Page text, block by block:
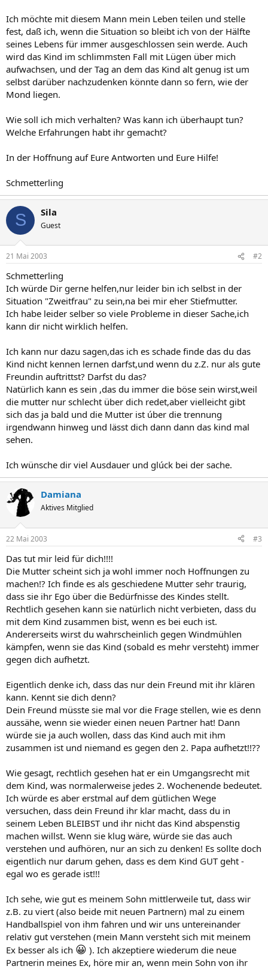
Ich möchte mit diesem Mann mein Leben teilen und stelle
fest, daß ich, wenn die Situation so bleibt ich von der Hälfte
seines Lebens für immer ausgeschlossen sein werde. Auch
wird das Kind im schlimmsten Fall mit Lügen über mich
aufwachsen, und der Tag an dem das Kind alt genug ist um
selbst darüber nachzudenken könnte dann so fern, wie der
Mond liegen.
Wie soll ich mich verhalten? Was kann ich überhaupt tun?
Welche Erfahrungen habt ihr gemacht?
In der Hoffnung auf Eure Antworten und Eure Hilfe!
Schmetterling
S Sila
Guest
21 Mai 2003 #2
Schmetterling
Ich würde Dir gerne helfen,nur leider bin ich selbst in der
Situation "Zweitfrau" zu sein,na bei mir eher Stiefmutter.
Ich habe leider selber so viele Probleme in dieser Sache,ich
kann dir nicht wirklich helfen.
Ich kann nur dazu sagen,das ich es schade finde das du das
Kind nicht kennen lernen darfst,und wenn du z.Z. nur als gute
Freundin auftrittst? Darfst du das?
Natürlich kann es sein ,das du immer die böse sein wirst,weil
die mutter nur schlecht über dich redet,aber vielleicht gibt
sich das ja bald und die Mutter ist úber die trennung
irgendwann hinweg und lässt dich dann dann das kind mal
sehen.
Ich wünsche dir viel Ausdauer und glúck bei der sache.
Damiana
Aktives Mitglied
22 Mai 2003 #3
Das tut mir leid für dich!!!!
Die Mutter scheint sich ja wohl immer noch Hoffnungen zu
machen!? Ich finde es als geschiedene Mutter sehr traurig,
dass sie ihr Ego über die Bedürfnisse des Kindes stellt.
Rechtlich gesehen kann sie natürlich nicht verbieten, dass du
mit dem Kind zusammen bist, wenn es bei euch ist.
Andererseits wirst du wahrscheinlich gegen Windmühlen
kämpfen, wenn sie das Kind (sobald es mehr versteht) immer
gegen dich aufhetzt.
Eigentlich denke ich, dass das nur dein Freund mit ihr klären
kann. Kennt sie dich denn?
Dein Freund müsste sie mal vor die Frage stellen, wie es denn
aussähe, wenn sie wieder einen neuen Partner hat! Dann
würde sie ja auch wollen, dass das Kind auch mit ihm
zusammen ist und niemand es gegen den 2. Papa aufhetzt!!??
Wie gesagt, rechtlich gesehen hat er ein Umgangsrecht mit
dem Kind, was normalerweise jedes 2. Wochenende bedeutet.
Ich würde es aber erstmal auf dem gütlichen Wege
versuchen, dass dein Freund ihr klar macht, dass du in
seinem Leben BLEIBST und ihr nicht das Kind abspenstig
machen willst. Wenn sie klug wäre, würde sie das auch
verstehen und aufhören, nur an sich zu denken! Es sollte doch
eigentlich nur darum gehen, dass es dem Kind GUT geht -
egal wo es gerade ist!!!
Ich sehe, wie gut es meinem Sohn mittlerweile tut, dass wir
z.B. zu viert (also beide mit neuen Partnern) mal zu einem
Handballspiel von ihm fahren und wir uns untereinander
relativ gut verstehen (mein Mann versteht sich mit meinem
Ex besser als ich 😀 ). Ich akzeptiere wiederum die neue
Partnerin meines Ex, höre mir an, wenn mein Sohn von ihr